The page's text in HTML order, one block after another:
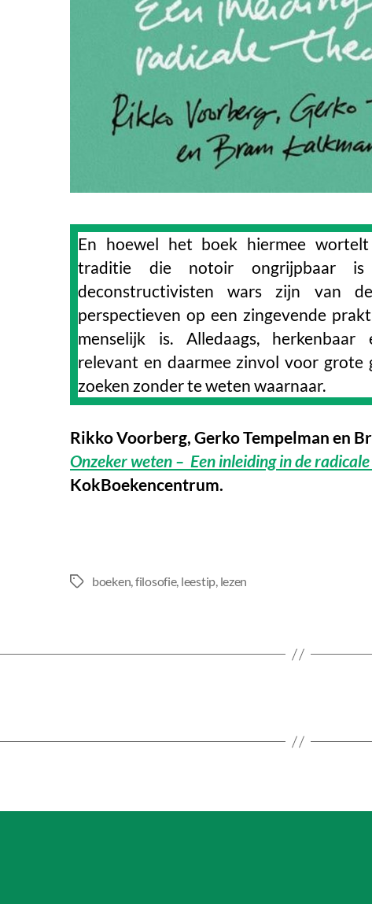
En hoewel het boek hiermee
traditie die notoir ongrijpbaar
deconstructivisten wars zijn van
perspectieven op een zingevende
menselijk is. Alledaags, herkenbaar
relevant en daarmee zinvol voor grote
zoeken zonder te weten waarnaar.
Rikko Voorberg, Gerko Tempelman en
Onzeker weten – Een inleiding in de
KokBoekencentrum.
Tags boeken,filosofie, leestip, lezen